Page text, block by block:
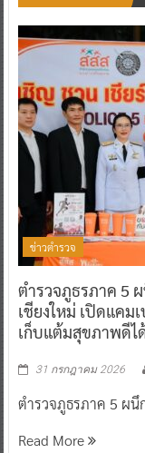
ข่าวตำรวจ
ตำรวจภูธรภาค 5
เชียงใหม่ เปิดแคม
เก็บแต้มสุขภาพดีไ
31 กรกฎาคม 2026
ตำรวจภูธรภาค 5 ผนึ
Read More